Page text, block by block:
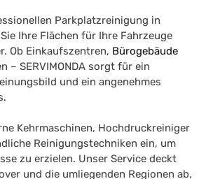
Parkplatzreinigung in
Ihre Flächen für Ihre Fahrzeuge
Ob Einkaufszentren, Bürogebäude
– SERVIMONDA sorgt für ein
und ein angenehmes
Kehrmaschinen, Hochdruckreiniger
Reinigungstechniken ein, um
zu erzielen. Unser Service deckt
und die umliegenden Regionen ab,